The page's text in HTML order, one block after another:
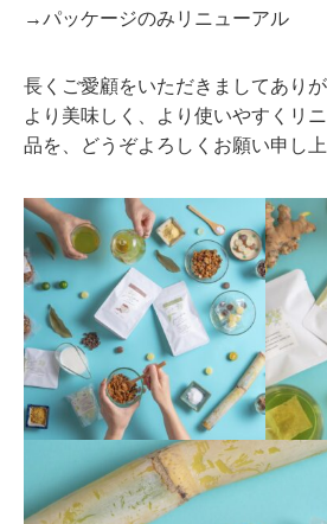
→パッケージのみリニューアル
長くご愛顧をいただきましてあり
より美味しく、より使いやすくリ
品を、どうぞよろしくお願い申し上